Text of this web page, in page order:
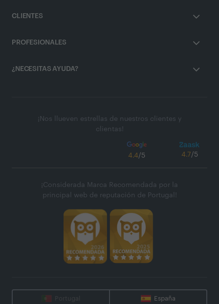
CLIENTES
PROFESIONALES
¿NECESITAS AYUDA?
¡Nos llueven estrellas de nuestros clientes y
clientas!
4.4/5 4.7/5
¡Considerada Marca Recomendada por la
principal web de reputación de Portugal!
Portugal España